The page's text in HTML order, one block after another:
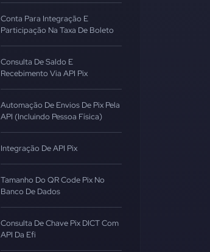
Conta Para Integração E
Participação Na Taxa De Boleto
Consulta De Saldo E
Recebimento Via API Pix
Automação De Envios De Pix Pela
API (incluindo Pessoa Física)
Integração De API Pix
Tamanho Do QR Code Pix No
Banco De Dados
Consulta De Chave Pix DICT Com
API Da Efi